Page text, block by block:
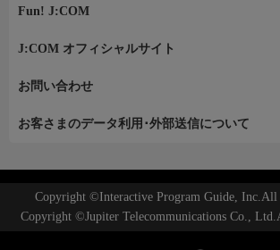
Fun! J:COM
J:COM オフィシャルサイト
お問い合わせ
お客さまのデータ利用･外部送信について
Copyright ©Interactive Program Guide, Inc.All
Copyright ©Jupiter Telecommunications Co.,